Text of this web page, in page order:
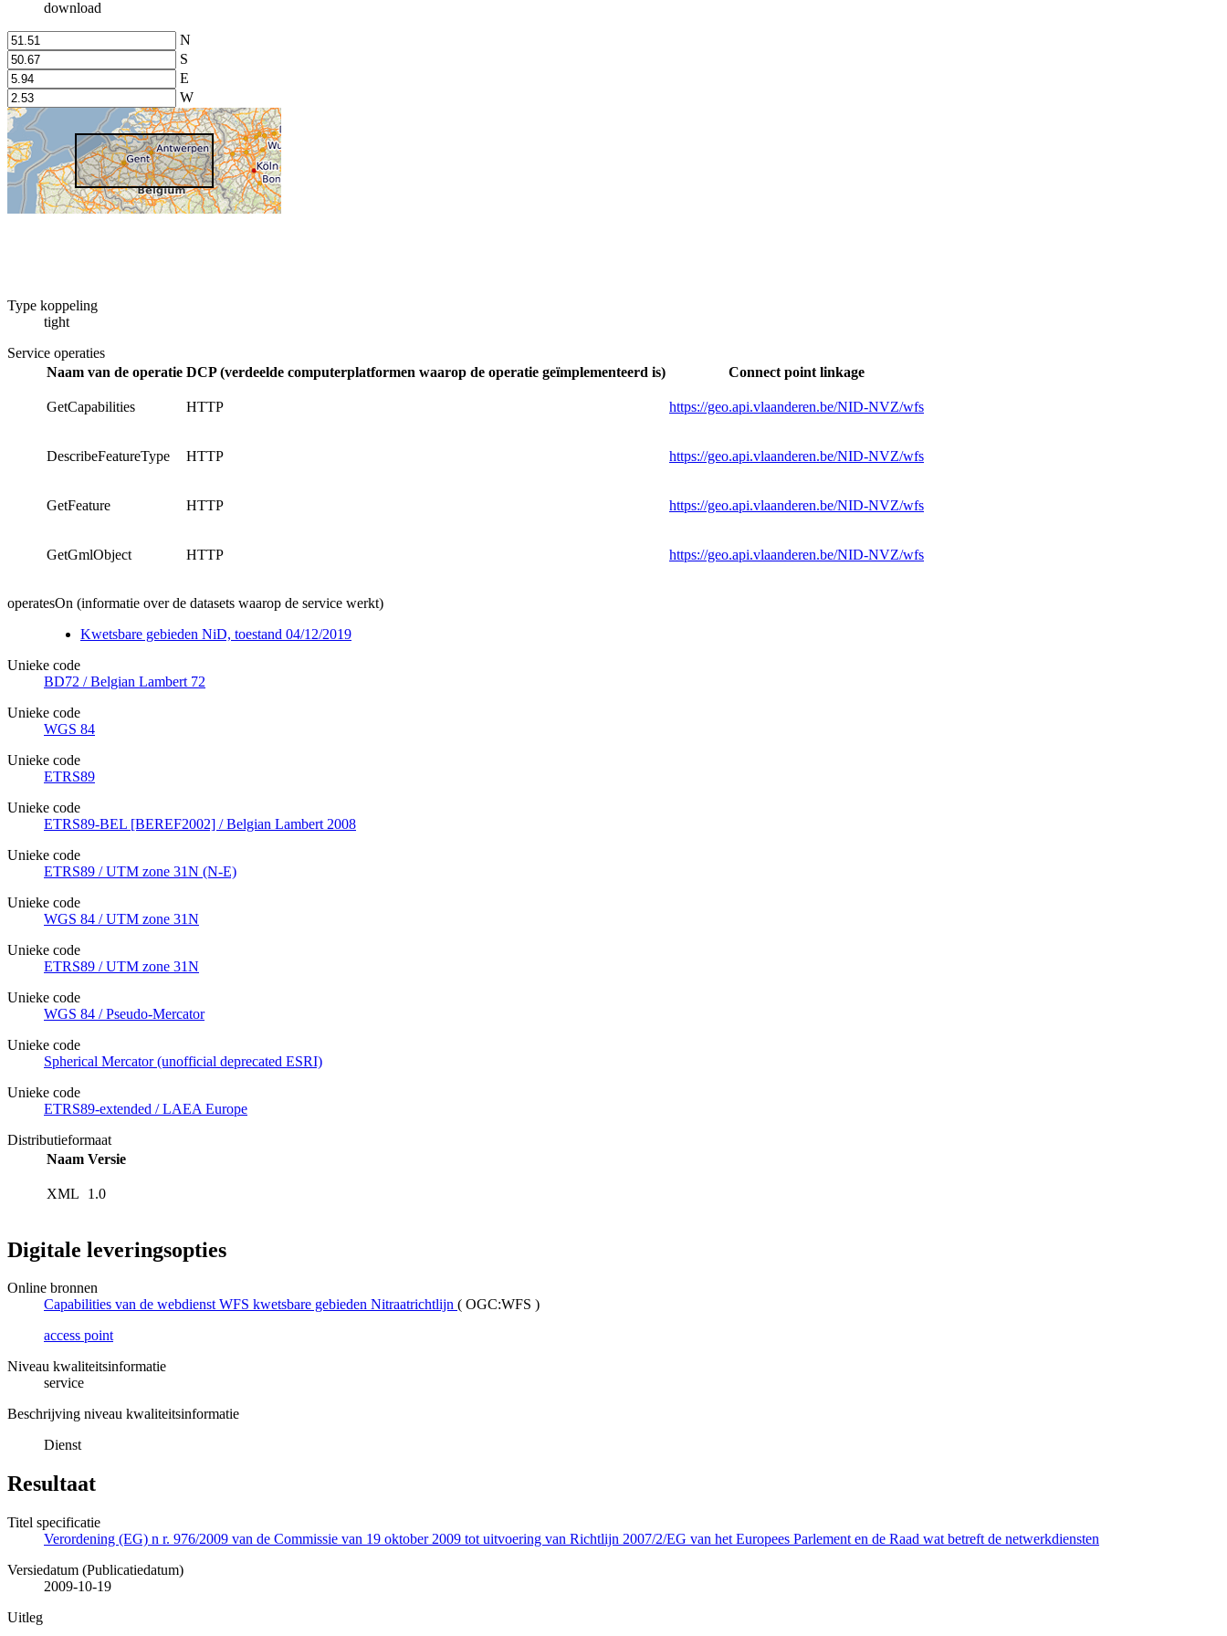
download
N
S
E
W
Type koppeling
tight
Service operaties
Naam van de operatie DCP (verdeelde computerplatformen waarop de operatie geïmplementeerd is) Connect point linkage
GetCapabilities HTTP https://geo.api.vlaanderen.be/NID-NVZ/wfs
DescribeFeatureType HTTP https://geo.api.vlaanderen.be/NID-NVZ/wfs
GetFeature HTTP https://geo.api.vlaanderen.be/NID-NVZ/wfs
GetGmlObject HTTP https://geo.api.vlaanderen.be/NID-NVZ/wfs
operatesOn (informatie over de datasets waarop de service werkt)
Kwetsbare gebieden NiD, toestand 04/12/2019
Unieke code
BD72 / Belgian Lambert 72
Unieke code
WGS 84
Unieke code
ETRS89
Unieke code
ETRS89-BEL [BEREF2002] / Belgian Lambert 2008
Unieke code
ETRS89 / UTM zone 31N (N-E)
Unieke code
WGS 84 / UTM zone 31N
Unieke code
ETRS89 / UTM zone 31N
Unieke code
WGS 84 / Pseudo-Mercator
Unieke code
Spherical Mercator (unofficial deprecated ESRI)
Unieke code
ETRS89-extended / LAEA Europe
Distributieformaat
Naam Versie
XML 1.0
Digitale leveringsopties
Online bronnen
Capabilities van de webdienst WFS kwetsbare gebieden Nitraatrichtlijn ( OGC:WFS )
access point
Niveau kwaliteitsinformatie
service
Beschrijving niveau kwaliteitsinformatie
Dienst
Resultaat
Titel specificatie
Verordening (EG) n r. 976/2009 van de Commissie van 19 oktober 2009 tot uitvoering van Richtlijn 2007/2/EG van het Europees Parlement en de Raad wat betreft de netwerkdiensten
Versiedatum (Publicatiedatum)
2009-10-19
Uitleg